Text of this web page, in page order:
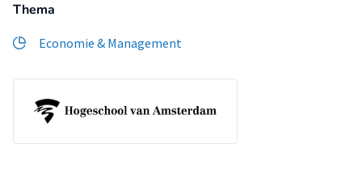
Thema
Economie & Management